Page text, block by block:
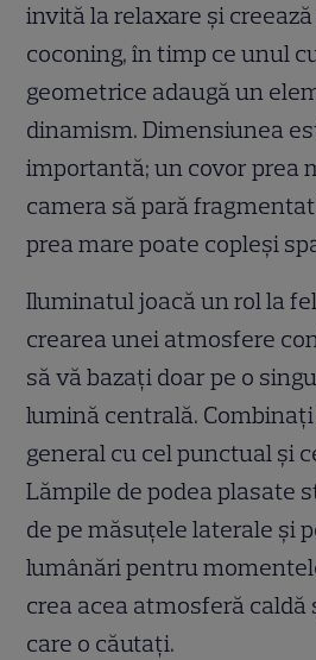
invită la relaxare și
coconing, în timp ce unul
geometrice adaugă un
dinamism. Dimensiunea
importantă; un covor prea
camera să pară
prea mare poate copleși
Iluminatul joacă un rol la
crearea unei atmosfere
să vă bazați doar pe o
lumină centrală.
general cu cel punctual și
Lămpile de podea plasate
de pe măsuțele laterale și
lumânări pentru
crea acea atmosferă caldă
care o căutați.